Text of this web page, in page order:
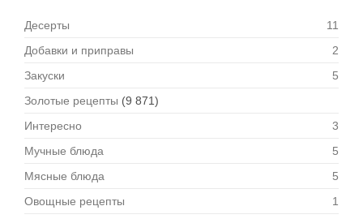
Десерты
11
Добавки и приправы
2
Закуски
5
Золотые рецепты (9 871)
Интересно
3
Мучные блюда
5
Мясные блюда
5
Овощные рецепты
1